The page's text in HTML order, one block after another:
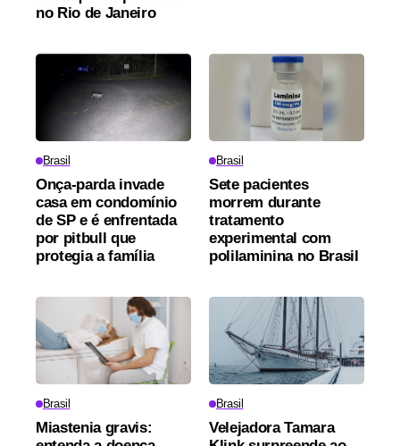
no Rio de Janeiro
Brasil
Onça-parda invade
casa em condomínio
de SP e é enfrentada
por pitbull que
protegia a família
Brasil
Sete pacientes
morrem durante
tratamento
experimental com
polilaminina no Brasil
Brasil
Miastenia gravis:
Brasil
Velejadora Tamara